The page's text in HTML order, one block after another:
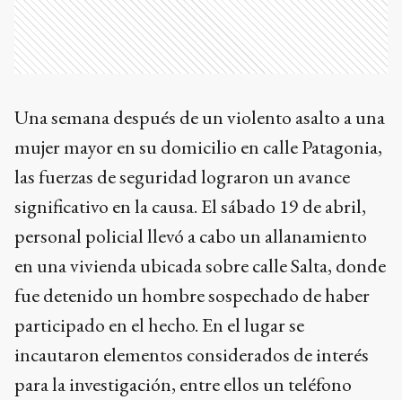
Una semana después de un violento asalto a una
mujer mayor en su domicilio en calle Patagonia,
las fuerzas de seguridad lograron un avance
significativo en la causa. El sábado 19 de abril,
personal policial llevó a cabo un allanamiento
en una vivienda ubicada sobre calle Salta, donde
fue detenido un hombre sospechado de haber
participado en el hecho. En el lugar se
incautaron elementos considerados de interés
para la investigación, entre ellos un teléfono